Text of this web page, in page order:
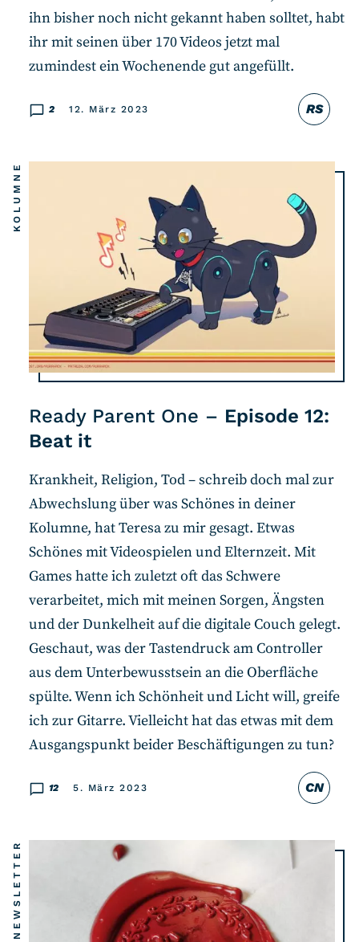
RS
2 12. März 2023
ihn bisher noch nicht gekannt haben solltet, habt
ihr mit seinen über 170 Videos jetzt mal
zumindest ein Wochenende gut angefüllt.
Ready Parent One – Episode 12:
Beat it
KOLUMNE
CN
12 5. März 2023
Krankheit, Religion, Tod – schreib doch mal zur
Abwechslung über was Schönes in deiner
Kolumne, hat Teresa zu mir gesagt. Etwas
Schönes mit Videospielen und Elternzeit. Mit
Games hatte ich zuletzt oft das Schwere
verarbeitet, mich mit meinen Sorgen, Ängsten
und der Dunkelheit auf die digitale Couch gelegt.
Geschaut, was der Tastendruck am Controller
aus dem Unterbewusstsein an die Oberfläche
spülte. Wenn ich Schönheit und Licht will, greife
ich zur Gitarre. Vielleicht hat das etwas mit dem
Ausgangspunkt beider Beschäftigungen zu tun?
NEWSLETTER